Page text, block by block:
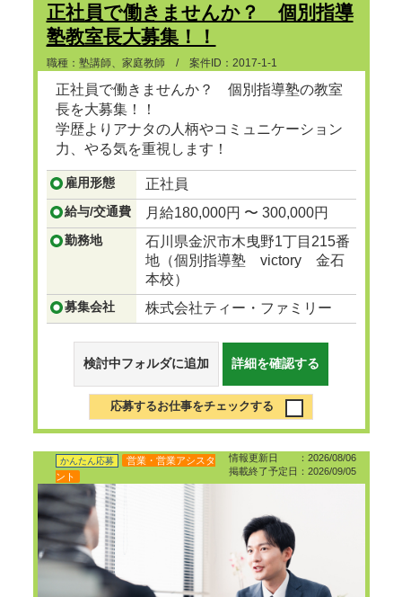
正社員で働きませんか？ 個別指導
塾教室長大募集！！
職種：塾講師、家庭教師 / 案件ID：2017-1-1
正社員で働きませんか？ 個別指導塾の教室
長を大募集！！
学歴よりアナタの人柄やコミュニケーション
力、やる気を重視します！
...つづきを見る
雇用形態 正社員
給与/交通費 月給180,000円 〜 300,000円
勤務地
石川県金沢市木曳野1丁目215番
地（個別指導塾 victory 金石
本校）
募集会社 株式会社ティー・ファミリー
検討中フォルダに追加 詳細を確認する
応募するお仕事をチェックする
情報更新日 ：2026/08/06
掲載終了予定日：2026/09/05
かんたん応募
営業・営業アシスタ
ント